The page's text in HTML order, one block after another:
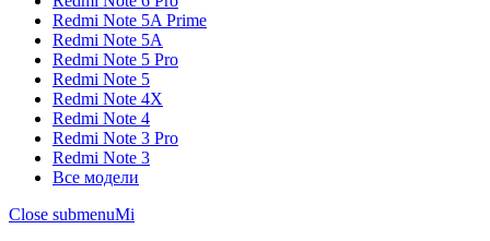
Redmi Note 5A Prime
Redmi Note 5A
Redmi Note 5 Pro
Redmi Note 5
Redmi Note 4X
Redmi Note 4
Redmi Note 3 Pro
Redmi Note 3
Все модели
Close submenuMi